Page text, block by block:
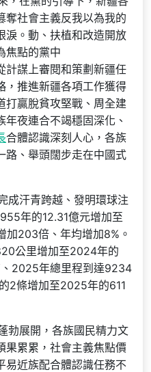
奪社會主義反我以為我的
淚。動、扶植和改造開放
焦點的黨中
計謀上審閱和策劃新疆任
，推進新疆各項工作獲得
打贏脫貧攻堅戰、周全建
夜連合不竭穩固深化、
合體認識深刻人心，各族
路、舉頭闊步走在中國式
成汗青跨越、發明環球注
年的12.31億元增加至
203倍、年均增加8%。
公里增加至2024年的
2025年總里程到達9234
2條增加至2025年的611
勃展開，各族國民精力文
果累累，社會主義焦點價
易近族配合體認識任務不